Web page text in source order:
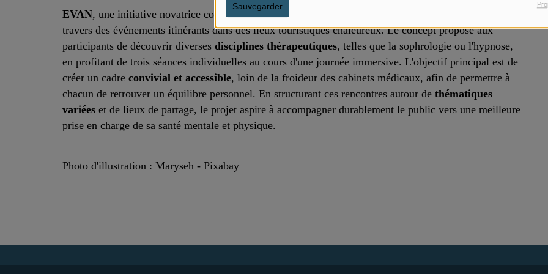
Sauvegarder
EVAN, une initiative novatrice conçue par Christine et Agnès pour démocratiser l’accès au
travers des événements itinérants dans des lieux touristiques chaleureux. Le concept propose aux
participants de découvrir diverses disciplines thérapeutiques, telles que la sophrologie ou l'hypnose,
en profitant de trois séances individuelles au cours d'une journée immersive. L'objectif principal est de
créer un cadre convivial et accessible, loin de la froideur des cabinets médicaux, afin de permettre à
chacun de retrouver un équilibre personnel. En structurant ces rencontres autour de thématiques
variées et de lieux de partage, le projet aspire à accompagner durablement le public vers une meilleure
prise en charge de sa santé mentale et physique.
Photo d'illustration : Maryseh - Pixabay